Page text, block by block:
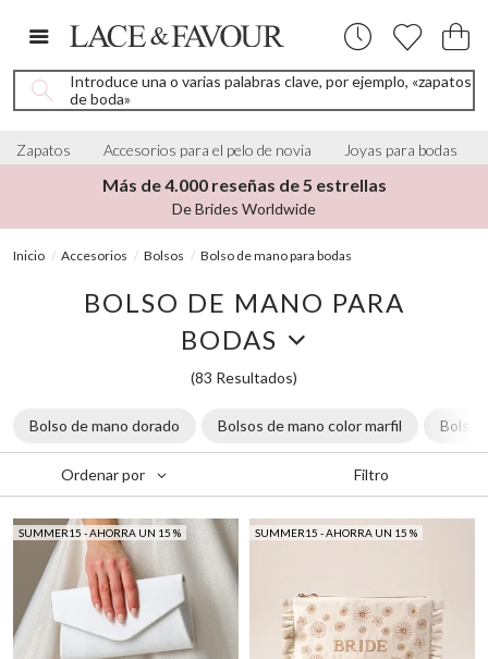
Introduce una o varias palabras clave, por ejemplo, «zapatos
de boda»
Zapatos Accesorios para el pelo de novia Joyas para bodas
Más de 4.000 reseñas de 5 estrellas
De Brides Worldwide
Inicio Accesorios Bolsos Bolso de mano para bodas
BOLSO DE MANO PARA
BODAS
(83 Resultados)
Bolso de mano dorado Bolsos de mano color marfil
Ordenar por Filtro
SUMMER15 - AHORRA UN 15 % SUMMER15 - AHORRA UN 15 %